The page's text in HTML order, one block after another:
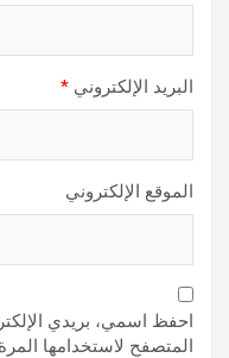
البريد الإلكتروني *
الموقع الإلكتروني
احفظ اسمي، بريدي
المتصفح لاستخدامها